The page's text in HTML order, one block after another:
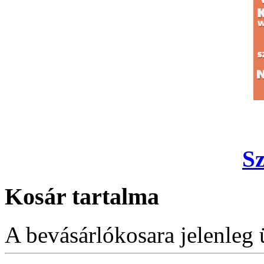
Kosár tartalma
A bevásárlókosara jelenleg